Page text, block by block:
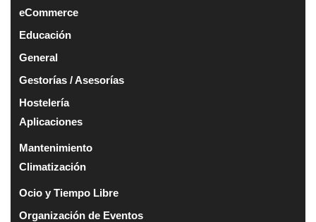
eCommerce
Educación
General
Gestorías / Asesorías
Hostelería
Aplicaciones
Mantenimiento
Climatización
Ocio y Tiempo Libre
Organización de Eventos